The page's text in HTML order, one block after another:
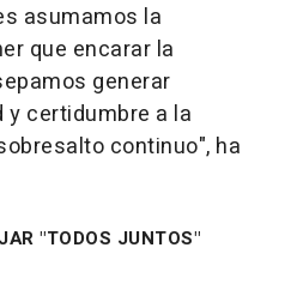
asumamos la
que encarar la
generar
certidumbre a la
continuo", ha
"TODOS JUNTOS"